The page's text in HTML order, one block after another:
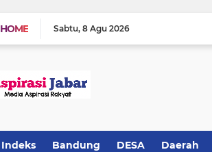
HOME
Sabtu 8 Agu 2026
Indeks Bandung DESA Daerah